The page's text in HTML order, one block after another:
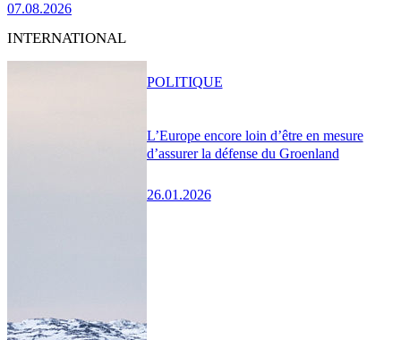
07.08.2026
INTERNATIONAL
L’Europe encore loin d’être en mesure
d’assurer la défense du Groenland
26.01.2026
POLITIQUE